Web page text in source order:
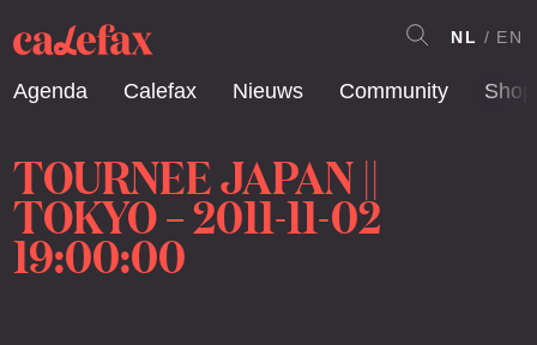
Agenda Calefax Nieuws Community Shop
NL EN
TOURNEE JAPAN ||
TOKYO – 2011-11-02
19:00:00